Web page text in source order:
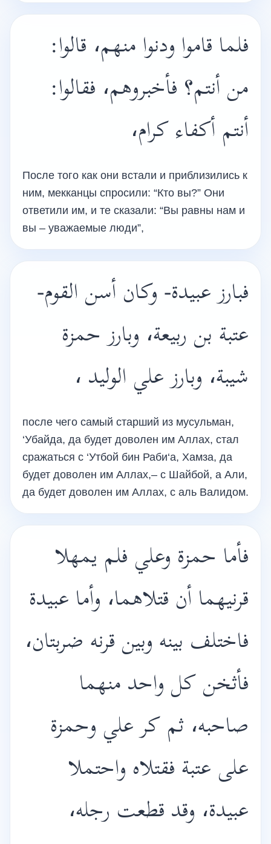
فلما قاموا ودنوا منهم، قالوا:
من أنتم؟ فأخبروهم، فقالوا:
أنتم أكفاء كرام،
После того как они встали и приблизились к
ним, мекканцы спросили: “Кто вы?” Они
ответили им, и те сказали: “Вы равны нам и
вы – уважаемые люди”,
فبارز عبيدة- وكان أسن القوم-
عتبة بن ربيعة، وبارز حمزة
شيبة، وبارز علي الوليد ،
после чего самый старший из мусульман,
‘Убайда, да будет доволен им Аллах, стал
сражаться с ‘Утбой бин Раби‘а, Хамза, да
будет доволен им Аллах,– с Шайбой, а Али,
да будет доволен им Аллах, с аль Валидом.
فأما حمزة وعلي فلم يمهلا
قرنيهما أن قتلاهما، وأما عبيدة
فاختلف بينه وبين قرنه ضربتان،
فأثخن كل واحد منهما
صاحبه، ثم كر علي وحمزة
على عتبة فقتلاه واحتملا
عبيدة، وقد قطعت رجله،